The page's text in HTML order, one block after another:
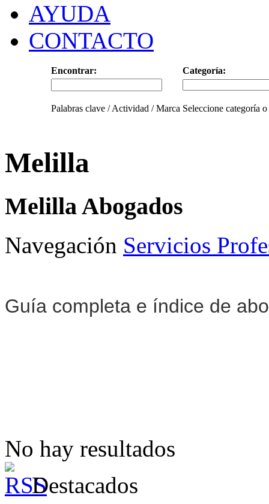
AYUDA
CONTACTO
Encontrar: Categoría:
Palabras clave / Actividad / Marca Seleccione categoría
Melilla
Melilla Abogados
Navegación Servicios
Guía completa e índice de
No hay resultados
Destacados